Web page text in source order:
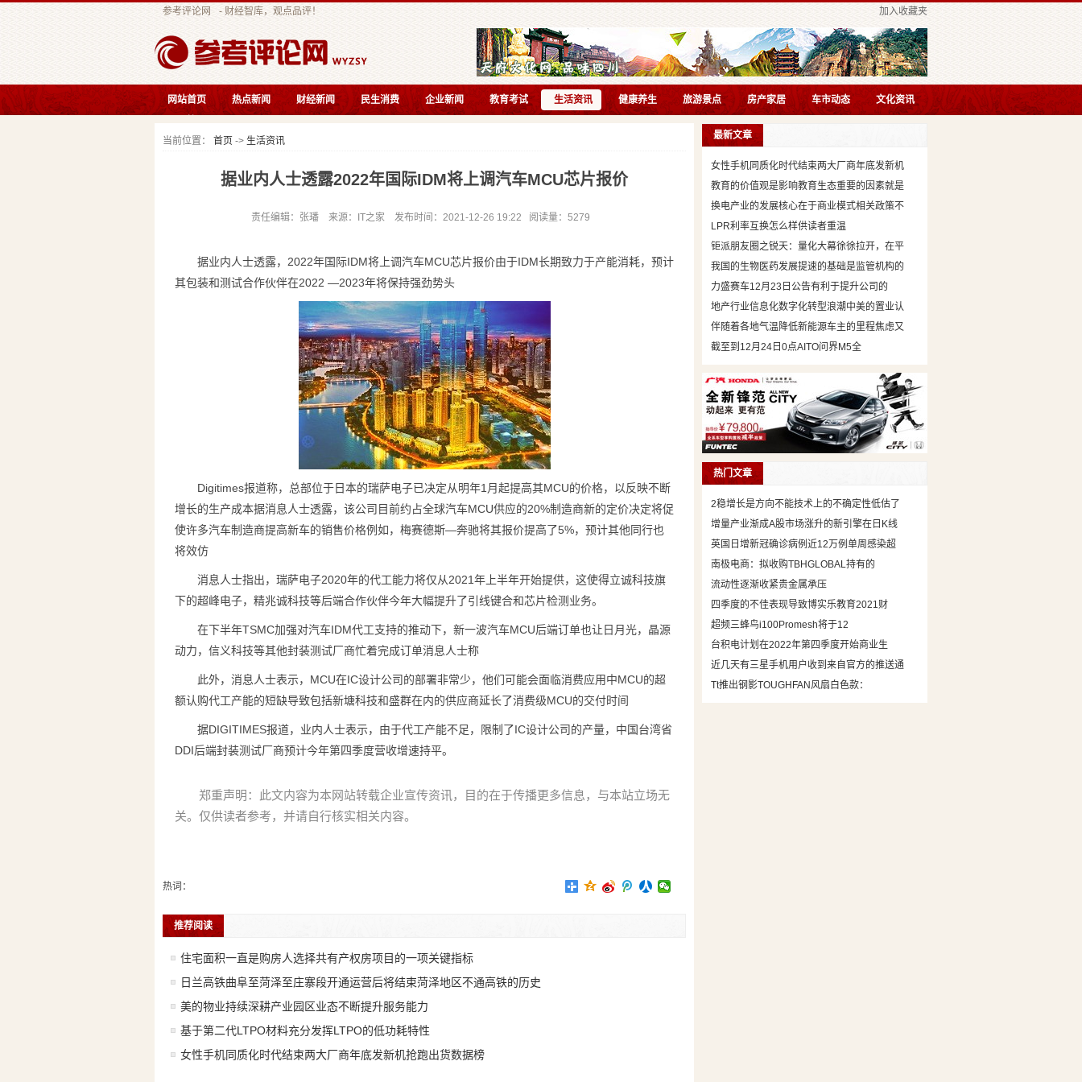
参考评论网 - 财经智库，观点品评！ 加入收藏夹
网站首页 热点新闻 财经新闻 民生消费 企业新闻 教育考试 生活资讯 健康养生 旅游景点 房产家居 车市动态
文化资讯
当前位置：
首页 -> 生活资讯
据业内人士透露2022年国际IDM将上调汽车MCU芯片报价
责任编辑：张璠 来源：IT之家 发布时间：2021-12-26 19:22 阅读量：5279
据业内人士透露，2022年国际IDM将上调汽车MCU芯片报价由于IDM长期致力于产能消耗，预计
其包装和测试合作伙伴在2022 —2023年将保持强劲势头
Digitimes报道称，总部位于日本的瑞萨电子已决定从明年1月起提高其MCU的价格，以反映不断
增长的生产成本据消息人士透露，该公司目前约占全球汽车MCU供应的20%制造商新的定价决定将促
使许多汽车制造商提高新车的销售价格例如，梅赛德斯—奔驰将其报价提高了5%，预计其他同行也
将效仿
消息人士指出，瑞萨电子2020年的代工能力将仅从2021年上半年开始提供，这使得立诚科技旗
下的超峰电子，精兆诚科技等后端合作伙伴今年大幅提升了引线键合和芯片检测业务。
在下半年TSMC加强对汽车IDM代工支持的推动下，新一波汽车MCU后端订单也让日月光，晶源
动力，信义科技等其他封装测试厂商忙着完成订单消息人士称
此外，消息人士表示，MCU在IC设计公司的部署非常少，他们可能会面临消费应用中MCU的超
额认购代工产能的短缺导致包括新塘科技和盛群在内的供应商延长了消费级MCU的交付时间
据DIGITIMES报道，业内人士表示，由于代工产能不足，限制了IC设计公司的产量，中国台湾省
DDI后端封装测试厂商预计今年第四季度营收增速持平。
郑重声明：此文内容为本网站转载企业宣传资讯，目的在于传播更多信息，与本站立场无
关。仅供读者参考，并请自行核实相关内容。
热词：
推荐阅读
住宅面积一直是购房人选择共有产权房项目的一项关键指标
日兰高铁曲阜至菏泽至庄寨段开通运营后将结束菏泽地区不通高铁的历史
美的物业持续深耕产业园区业态不断提升服务能力
基于第二代LTPO材料充分发挥LTPO的低功耗特性
女性手机同质化时代结束两大厂商年底发新机抢跑出货数据榜
最新文章
女性手机同质化时代结束两大厂商年底发新机
教育的价值观是影响教育生态重要的因素就是
换电产业的发展核心在于商业模式相关政策不
LPR利率互换怎么样供读者重温
钜派朋友圈之锐天：量化大幕徐徐拉开，在平
我国的生物医药发展提速的基础是监管机构的
力盛赛车12月23日公告有利于提升公司的
地产行业信息化数字化转型浪潮中美的置业认
伴随着各地气温降低新能源车主的里程焦虑又
截至到12月24日0点AITO问界M5全
热门文章
2稳增长是方向不能技术上的不确定性低估了
增量产业渐成A股市场涨升的新引擎在日K线
英国日增新冠确诊病例近12万例单周感染超
南极电商：拟收购TBHGLOBAL持有的
流动性逐渐收紧贵金属承压
四季度的不佳表现导致博实乐教育2021财
超频三蜂鸟i100Promesh将于12
台积电计划在2022年第四季度开始商业生
近几天有三星手机用户收到来自官方的推送通
Tt推出钢影TOUGHFAN风扇白色款：